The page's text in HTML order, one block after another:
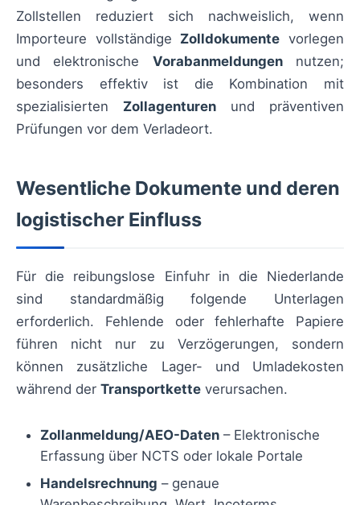
Zollstellen reduziert sich nachweislich, wenn
Importeure vollständige Zolldokumente vorlegen
und elektronische Vorabanmeldungennutzen;
besonders effektiv ist die Kombination mit
spezialisierten Zollagenturen und präventiven
Prüfungen vor dem Verladeort.
Wesentliche Dokumente und deren
logistischer Einfluss
Für die reibungslose Einfuhr in die Niederlande
sind standardmäßig folgende Unterlagen
erforderlich. Fehlende oder fehlerhafte Papiere
führen nicht nur zu Verzögerungen, sondern
können zusätzliche Lager- und Umladekosten
während der Transportkette verursachen.
Zollanmeldung/AEO-Daten – Elektronische
Erfassung über NCTS oder lokale Portale
Handelsrechnung – genaue